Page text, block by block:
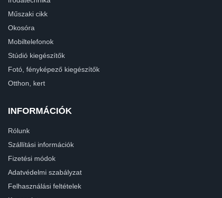
Műszaki cikk
Okosóra
Mobiltelefonok
Stúdió kiegészítők
Fotó, fényképező kiegészítők
Otthon, kert
INFORMÁCIÓK
Rólunk
Szállítási információk
Fizetési módok
Adatvédelmi szabályzat
Felhasználási feltételek